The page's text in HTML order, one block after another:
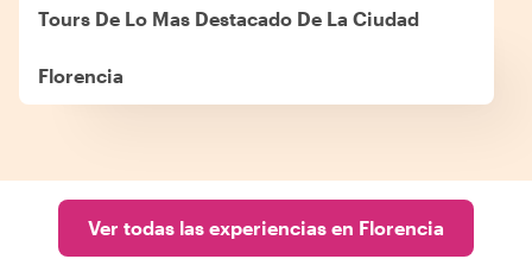
Tours De Lo Mas Destacado De La Ciudad
Florencia
Ver todas las experiencias en Florencia